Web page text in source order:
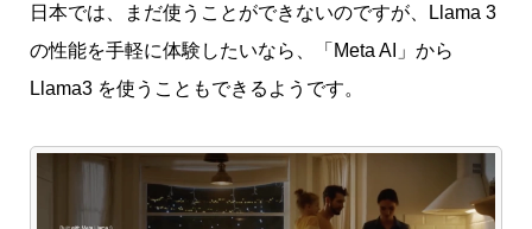
日本では、まだ使うことができないのですが、Llama 3
の性能を手軽に体験したいなら、「Meta AI」から
Llama3 を使うこともできるようです。